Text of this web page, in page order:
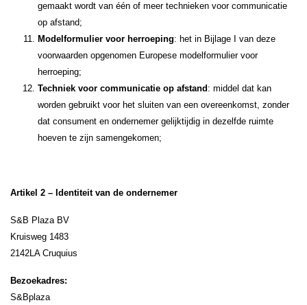
gemaakt wordt van één of meer technieken voor communicatie
op afstand;
Modelformulier voor herroeping: het in Bijlage I van deze
voorwaarden opgenomen Europese modelformulier voor
herroeping;
Techniek voor communicatie op afstand : middel dat kan
worden gebruikt voor het sluiten van een overeenkomst, zonder
dat consument en ondernemer gelijktijdig in dezelfde ruimte
hoeven te zijn samengekomen;
Artikel 2 – Identiteit van de ondernemer
S&B Plaza BV
Kruisweg 1483
2142LA Cruquius
Bezoekadres:
S&Bplaza